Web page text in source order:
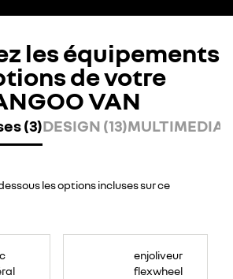
les équipements
de votre
VAN
(3)DESIGN (13)MULTIMEDIA
les options incluses sur ce
enjoliveur
flexwheel